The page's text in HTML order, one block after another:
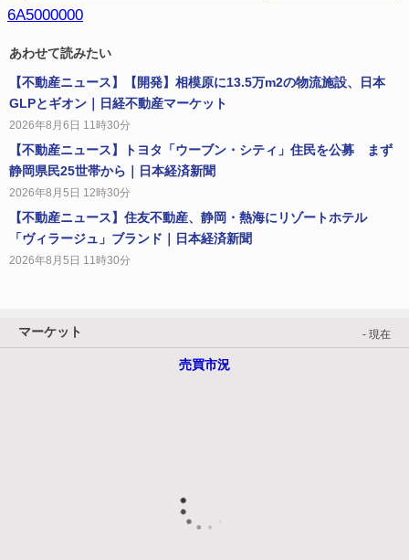
6A5000000
あわせて読みたい
【不動産ニュース】【開発】相模原に13.5万m2の物流施設、日本
GLPとギオン｜日経不動産マーケット
2026年8月6日 11時30分
【不動産ニュース】トヨタ「ウーブン・シティ」住民を公募 まず
静岡県民25世帯から｜日本経済新聞
2026年8月5日 12時30分
【不動産ニュース】住友不動産、静岡・熱海にリゾートホテル
「ヴィラージュ」ブランド｜日本経済新聞
2026年8月5日 11時30分
マーケット - 現在
売買市況